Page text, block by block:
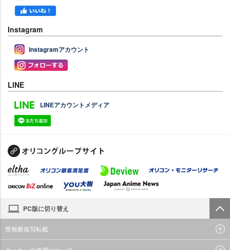
Instagram
Instagramアカウント
LINE
LINEアカウントメディア
PC版に切り替え
禁無断複写転載